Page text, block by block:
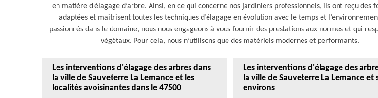
en matière d’élagage d’arbre. Ainsi, en ce qui concerne nos jardiniers professionnels, ils ont reçu des
adaptées et maitrisent toutes les techniques d’élagage en évolution avec le temps et
passionnés dans le domaine, nous nous engageons à vous fournir des prestations aux normes et qui
végétaux. Pour cela, nous n’utilisons que des matériels modernes et performants.
Les interventions d'élagage des arbres dans
la ville de Sauveterre La Lemance et les
localités avoisinantes dans le 47500
Les interventions d'élagage des
la ville de Sauveterre La Lemance et
environs